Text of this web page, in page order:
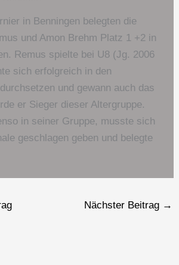
in Benningen belegten die
und Amon Brehm Platz 1 +2 in
Remus spielte bei U8 (Jg. 2006
sich erfolgreich in den
und gewann auch das
er Sieger dieser Altergruppe.
in seiner Gruppe, musste sich
geschlagen geben und belegte
Nächster Beitrag →